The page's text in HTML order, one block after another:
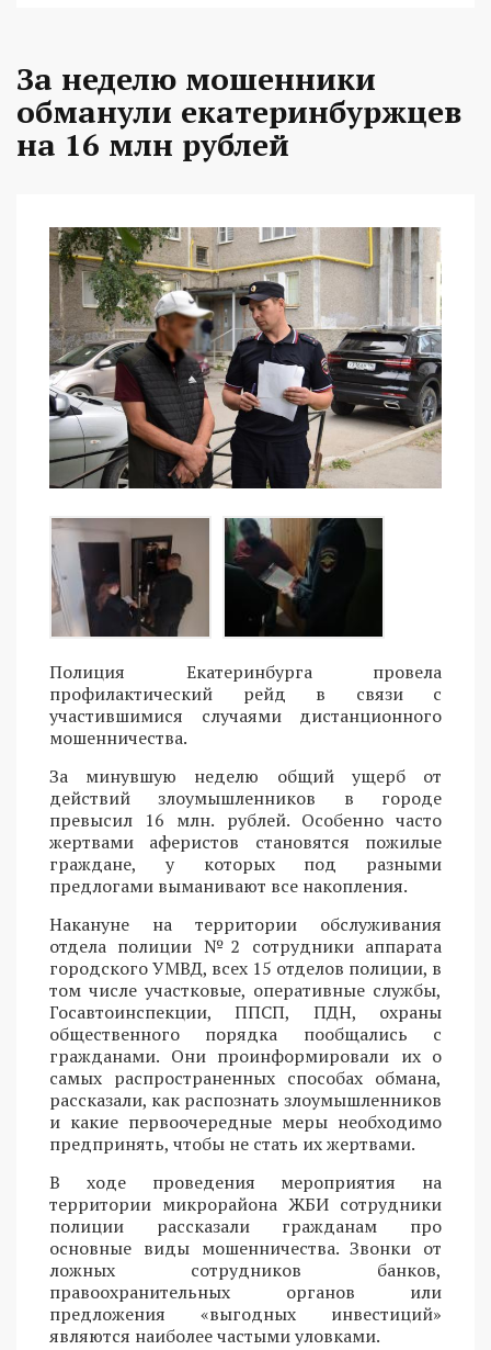
За неделю мошенники
обманули екатеринбуржцев
на 16 млн рублей
Полиция Екатеринбурга провела
профилактический рейд в связи с
участившимися случаями дистанционного
мошенничества.
За минувшую неделю общий ущерб от
действий злоумышленников в городе
превысил 16 млн. рублей. Особенно часто
жертвами аферистов становятся пожилые
граждане, у которых под разными
предлогами выманивают все накопления.
Накануне на территории обслуживания
отдела полиции №2 сотрудники аппарата
городского УМВД, всех 15 отделов полиции, в
том числе участковые, оперативные службы,
Госавтоинспекции, ППСП, ПДН, охраны
общественного порядка пообщались с
гражданами. Они проинформировали их о
самых распространенных способах обмана,
рассказали, как распознать злоумышленников
и какие первоочередные меры необходимо
предпринять, чтобы не стать их жертвами.
В ходе проведения мероприятия на
территории микрорайона ЖБИ сотрудники
полиции рассказали гражданам про
основные виды мошенничества. Звонки от
ложных сотрудников банков,
правоохранительных органов или
предложения «выгодных инвестиций»
являются наиболее частыми уловками.